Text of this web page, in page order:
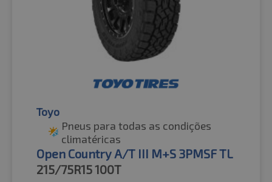
Toyo
Pneus para todas as condições
climatéricas
Open Country A/T III M+S 3PMSF TL
215/75R15100T